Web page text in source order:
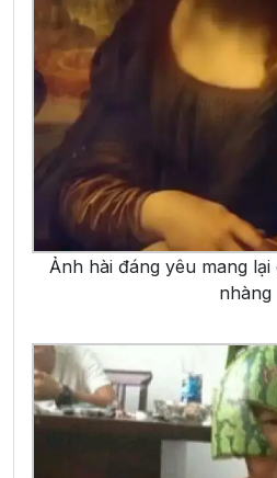
Ảnh hài đáng yêu mang
nhàng